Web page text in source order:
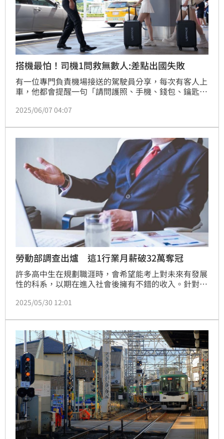
搭機最怕！司機1問救無數人:差點出國失敗
有一位專門負責機場接送的駕駛員分享，每次有客人上
車，他都會提醒一句「請問護照、手機、錢包、鑰匙帶
拿。貼文一經曝光，許多網友大讚「很實際的提醒」、
2025/06/07 04:07
勞動部調查出爐 這1行業月薪破32萬奪冠
許多高中生在規劃職涯時，會希望能考上對未來有發展
性的科系，以期在進入社會後擁有不錯的收入。針對各
日前公布「113年職類別薪資」調查統計結果，顯示月
薪32.3萬元居冠，精算師以21.2萬元居次，醫師則以18
萬元排名第三，第四名為職業運動員，月薪14.3萬元，
第五名則是船舶監管人員，月薪達13.8萬元。
2025/05/30 12:01